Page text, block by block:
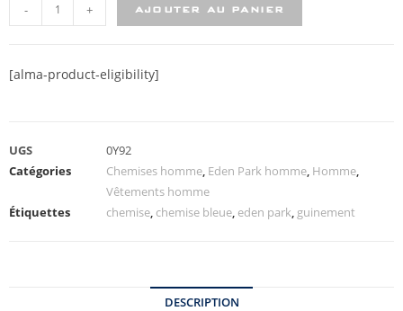
- + AJOUTER AU PANIER
[alma-product-eligibility]
UGS
0Y92
Catégories
Chemises homme, Eden Park homme, Homme,
Vêtements homme
Étiquettes
chemise, chemise bleue, eden park, guinement
DESCRIPTION